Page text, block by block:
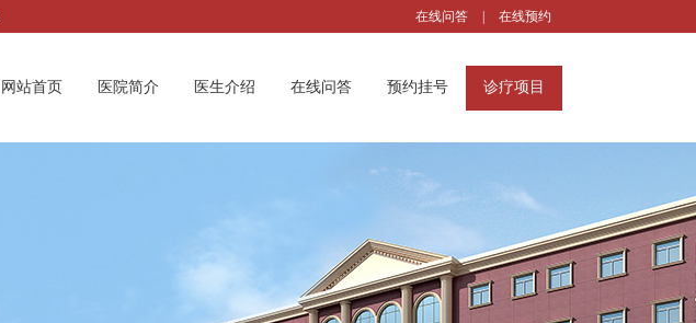
在线问答 在线预约
网站首页 医院简介 医生介绍 在线问答 预约挂号 诊疗项目